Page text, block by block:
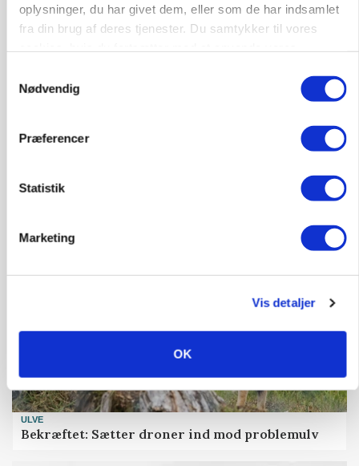
oplysninger, du har givet dem, eller som de har indsamlet
fra din brug af deres tjenester. Du samtykker til vores
Nødvendig
Præferencer
Statistik
Marketing
Vis detaljer
OK
Uændret notering: Spæde lyspunkter i fortsat
presset marked for oksekød
ULVE
Bekræftet: Sætter droner ind mod problemulv